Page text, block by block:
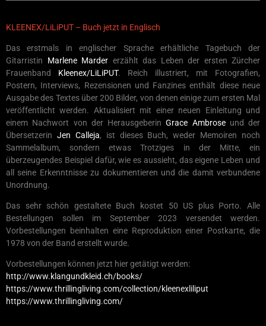
KLEENEX/LiLiPUT – Buch jetzt in Englisch
Das erstmals in englischer Sprache erhältliche Tagebuch der
Gitarristin Marlene Marder erzählt das Leben der ersten Zürcher
Frauenband Kleenex/LiLiPUT. Reich illustriert, mit Fotografien,
Postern, Interviews, Rezensionen und Fanzines enthält diese neue
Ausgabe des Textes über 200 Bilder, von denen einige zum ersten Mal
veröffentlicht werden. Aktualisiert mit einer neuen Einleitung und
einem Nachwort von der Herausgeberin Grace Ambroseund der
Übersetzerin Jen Calleja, ist dieses Buch, weder Memoiren noch
Sammelalbum, sondern etwas Trotziges in der Mitte, ein
überzeugendes Beispiel dafür, wie es aussieht, das eigene Leben und
all seine Erkenntnisse zu dokumentieren und die damit verbundene
Unordnung.
Das sehr schön gestaltete Buch kostet 50 US plus Porto. Alle
Bestellungen sollen im September 2023 versendet werden.
Vorbestellungen beinhalten eine Reproduktion einer Postkarte, die
1978 von der Band erstellt wurde.
Vorbestellungen können jetzt hier getätigt werden:
http://www.klangundkleid.ch/books/
https://www.thrillingliving.com/collection/kleenexliliput
https://www.thrillingliving.com/